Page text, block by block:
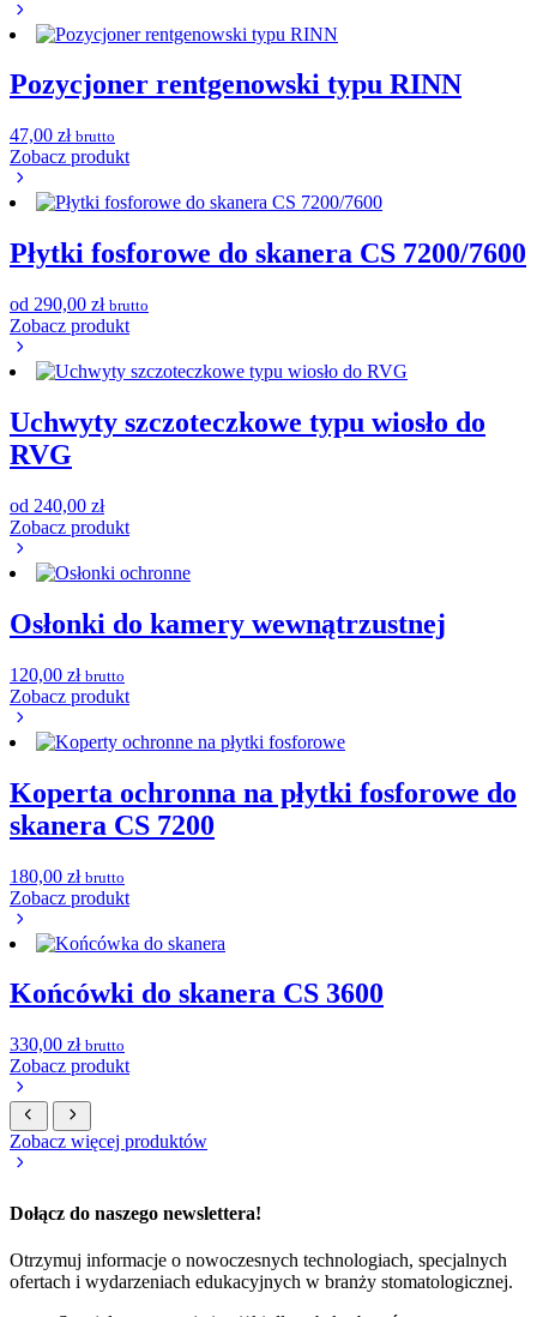
Pozycjoner rentgenowski typu RINN
47,00 zł brutto
Zobacz produkt
Płytki fosforowe do skanera CS 7200/7600
od 290,00 zł brutto
Zobacz produkt
Uchwyty szczoteczkowe typu wiosło do
RVG
od 240,00 zł
Zobacz produkt
Osłonki do kamery wewnątrzustnej
120,00 zł brutto
Zobacz produkt
Koperta ochronna na płytki fosforowe do
skanera CS 7200
180,00 zł brutto
Zobacz produkt
Końcówki do skanera CS 3600
330,00 zł brutto
Zobacz produkt
Zobacz więcej produktów
Dołącz do naszego newslettera!
Otrzymuj informacje o nowoczesnych technologiach, specjalnych
ofertach i wydarzeniach edukacyjnych w branży stomatologicznej.